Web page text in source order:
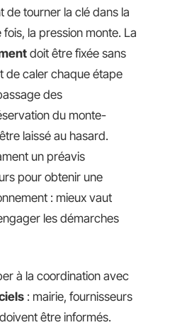
de tourner la clé dans la
la pression monte. La
doit être fixée sans
de caler chaque étape
des
du monte-
laissé au hasard.
un préavis
pour obtenir une
: mieux vaut
les démarches
à la coordination avec
: mairie, fournisseurs
être informés.